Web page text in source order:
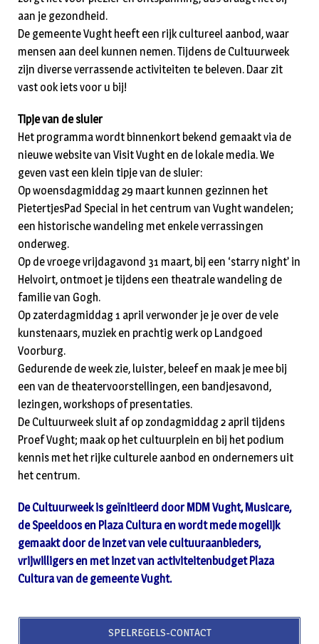
aan je gezondheid.
De gemeente Vught heeft een rijk cultureel aanbod, waar
mensen aan deel kunnen nemen. Tijdens de Cultuurweek
zijn diverse verrassende activiteiten te beleven. Daar zit
vast ook iets voor u bij!
Tipje van de sluier
Het programma wordt binnenkort bekend gemaakt via de
nieuwe website van Visit Vught en de lokale media. We
geven vast een klein tipje van de sluier:
Op woensdagmiddag 29 maart kunnen gezinnen het
PietertjesPad Special in het centrum van Vught wandelen;
een historische wandeling met enkele verrassingen
onderweg.
Op de vroege vrijdagavond 31 maart, bij een ‘starry night’ in
Helvoirt, ontmoet je tijdens een theatrale wandeling de
familie van Gogh.
Op zaterdagmiddag 1 april verwonder je je over de vele
kunstenaars, muziek en prachtig werk op Landgoed
Voorburg.
Gedurende de week zie, luister, beleef en maak je mee bij
een van de theatervoorstellingen, een bandjesavond,
lezingen, workshops of presentaties.
De Cultuurweek sluit af op zondagmiddag 2 april tijdens
Proef Vught; maak op het cultuurplein en bij het podium
kennis met het rijke culturele aanbod en ondernemers uit
het centrum.
De Cultuurweek is geïnitieerd door MDM Vught, Musicare,
de Speeldoos en Plaza Cultura en wordt mede mogelijk
gemaakt door de inzet van vele cultuuraanbieders,
vrijwilligers en met inzet van activiteitenbudget Plaza
Cultura van de gemeente Vught.
SPELREGELS-CONTACT